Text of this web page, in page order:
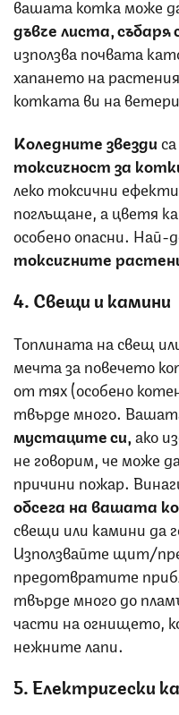
вашата котка може
дъвче листа, събаря
използва почвата
хапането на
котката ви на
Коледните звезди
токсичност за
леко токсични
поглъщане, а цветя
особено опасни. Най-
токсичните
4. Свещи и камини
Топлината на свещ
мечта за повечето
от тях (особено
твърде много.
мустаците си, ако
не говорим, че може
причини пожар.
обсега на вашата
свещи или камини да
Използвайте щит/
предотвратите
твърде много до
части на огнището,
нежните лапи.
5. Електрически